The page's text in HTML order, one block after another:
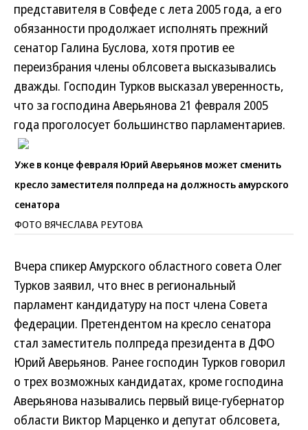
представителя в Совфеде с лета 2005 года, а его
обязанности продолжает исполнять прежний
сенатор Галина Буслова, хотя против ее
переизбрания члены облсовета высказывались
дважды. Господин Турков высказал уверенность,
что за господина Аверьянова 21 февраля 2005
года проголосует большинство парламентариев.
Уже в конце февраля Юрий Аверьянов может сменить
кресло заместителя полпреда на должность амурского
сенатора
ФОТО ВЯЧЕСЛАВА РЕУТОВА
Вчера спикер Амурского областного совета Олег
Турков заявил, что внес в региональный
парламент кандидатуру на пост члена Совета
федерации. Претендентом на кресло сенатора
стал заместитель полпреда президента в ДФО
Юрий Аверьянов. Ранее господин Турков говорил
о трех возможных кандидатах, кроме господина
Аверьянова назывались первый вице-губернатор
области Виктор Марценко и депутат облсовета,